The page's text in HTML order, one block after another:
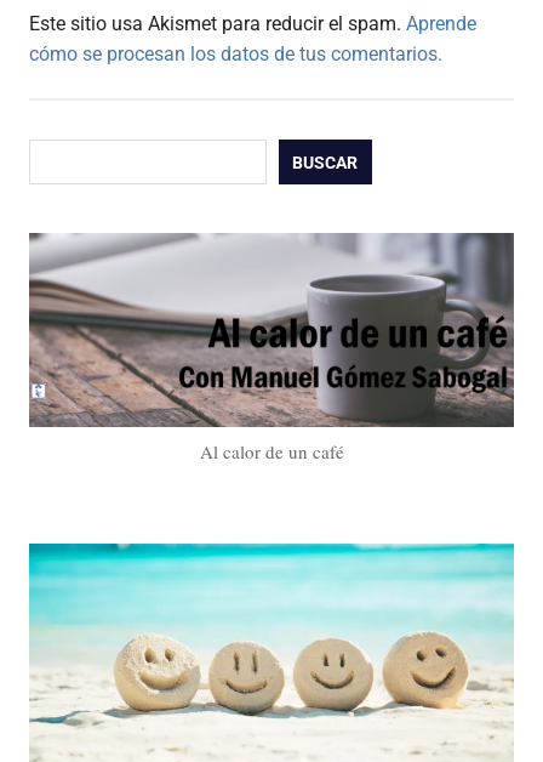
Este sitio usa Akismet para reducir el spam. Aprende
cómo se procesan los datos de tus comentarios.
BUSCAR
Al calor de un café